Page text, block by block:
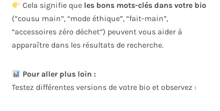
Cela signifie que les bons mots-clés dans votre bio
(“cousu main”, “mode éthique”, “fait-main”,
“accessoires zéro déchet”) peuvent vous aider à
apparaître dans les résultats de recherche.
Pour aller plus loin :
Testez différentes versions de votre bio et observez :